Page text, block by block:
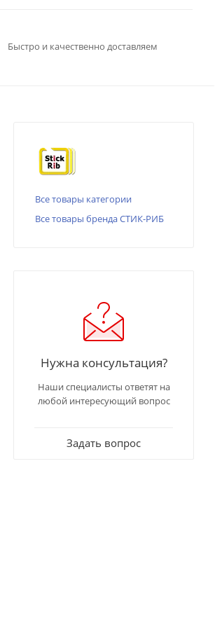
Быстро и качественно доставляем
Все товары категории
Все товары бренда СТИК-РИБ
Нужна консультация?
Наши специалисты ответят на
любой интересующий вопрос
Задать вопрос